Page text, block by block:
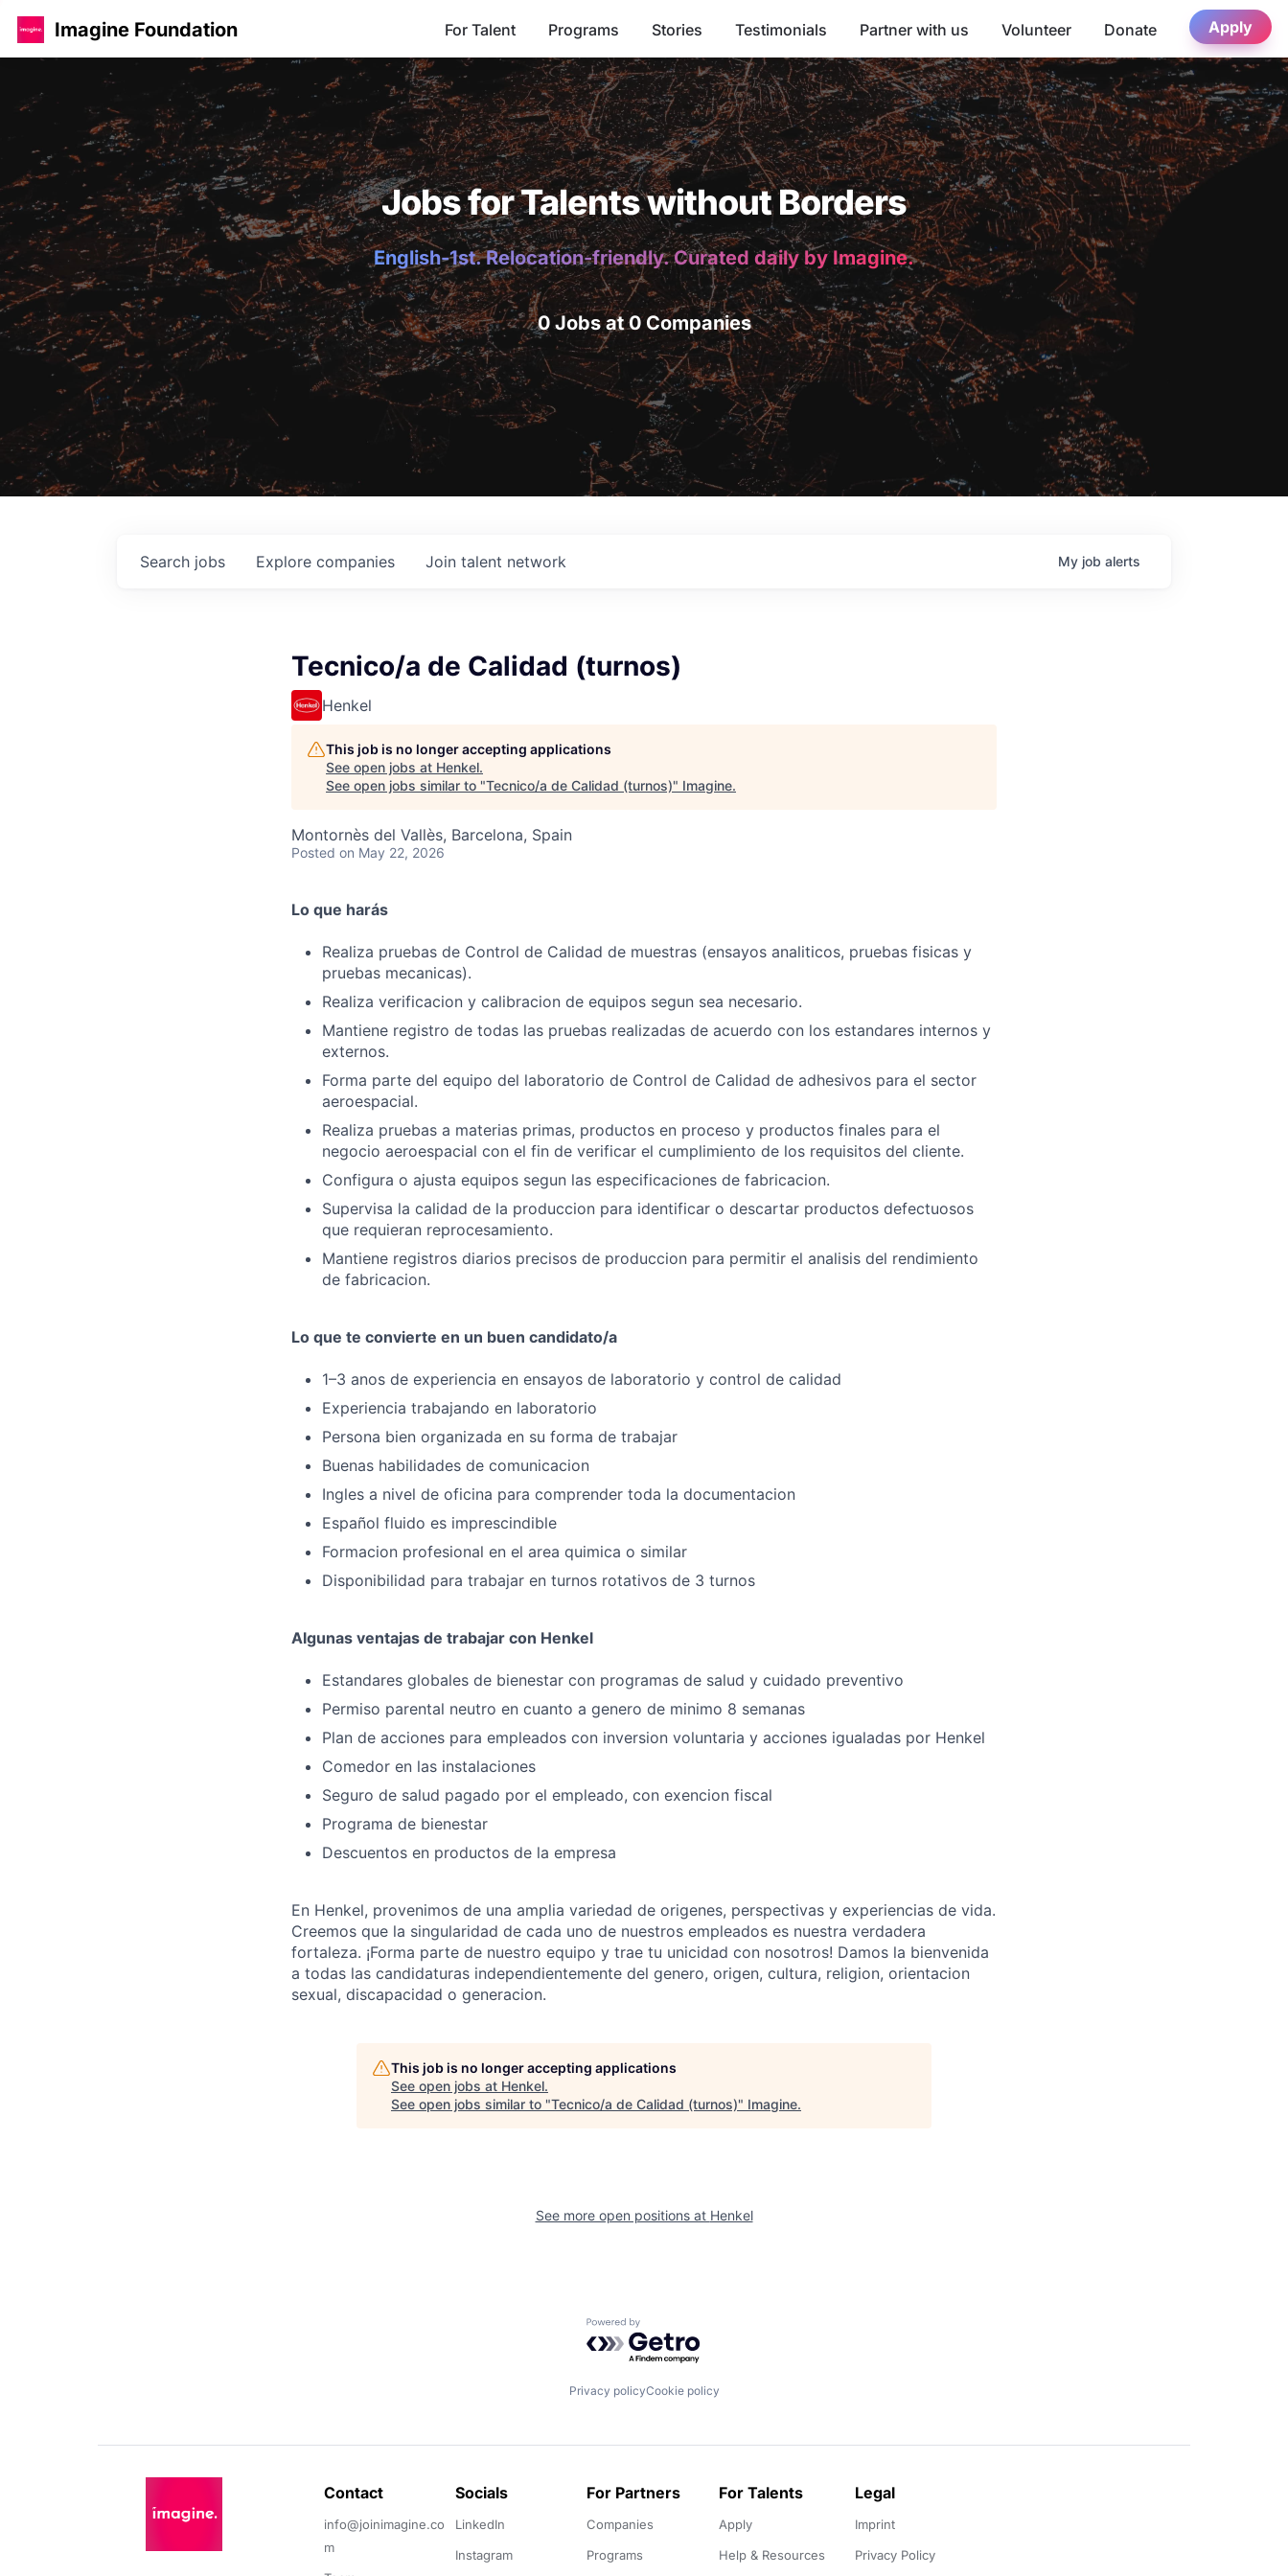
Imagine Foundation For Talent Programs Stories Testimonials Partner with us Volunteer Donate Apply
Jobs for Talents without Borders
English-1st. Relocation-friendly. Curated daily by Imagine.
0 Jobs at 0 Companies
Search jobs Explore companies Join talent network My job alerts
Tecnico/a de Calidad (turnos)
Henkel
This job is no longer accepting applications
See open jobs at Henkel.
See open jobs similar to "Tecnico/a de Calidad (turnos)" Imagine.
Montornès del Vallès, Barcelona, Spain
Posted on May 22, 2026
Lo que harás
Realiza pruebas de Control de Calidad de muestras (ensayos analiticos, pruebas fisicas y
pruebas mecanicas).
Realiza verificacion y calibracion de equipos segun sea necesario.
Mantiene registro de todas las pruebas realizadas de acuerdo con los estandares internos y
externos.
Forma parte del equipo del laboratorio de Control de Calidad de adhesivos para el sector
aeroespacial.
Realiza pruebas a materias primas, productos en proceso y productos finales para el
negocio aeroespacial con el fin de verificar el cumplimiento de los requisitos del cliente.
Configura o ajusta equipos segun las especificaciones de fabricacion.
Supervisa la calidad de la produccion para identificar o descartar productos defectuosos
que requieran reprocesamiento.
Mantiene registros diarios precisos de produccion para permitir el analisis del rendimiento
de fabricacion.
Lo que te convierte en un buen candidato/a
1–3 anos de experiencia en ensayos de laboratorio y control de calidad
Experiencia trabajando en laboratorio
Persona bien organizada en su forma de trabajar
Buenas habilidades de comunicacion
Ingles a nivel de oficina para comprender toda la documentacion
Español fluido es imprescindible
Formacion profesional en el area quimica o similar
Disponibilidad para trabajar en turnos rotativos de 3 turnos
Algunas ventajas de trabajar con Henkel
Estandares globales de bienestar con programas de salud y cuidado preventivo
Permiso parental neutro en cuanto a genero de minimo 8 semanas
Plan de acciones para empleados con inversion voluntaria y acciones igualadas por Henkel
Comedor en las instalaciones
Seguro de salud pagado por el empleado, con exencion fiscal
Programa de bienestar
Descuentos en productos de la empresa
En Henkel, provenimos de una amplia variedad de origenes, perspectivas y experiencias de vida.
Creemos que la singularidad de cada uno de nuestros empleados es nuestra verdadera
fortaleza. ¡Forma parte de nuestro equipo y trae tu unicidad con nosotros! Damos la bienvenida
a todas las candidaturas independientemente del genero, origen, cultura, religion, orientacion
sexual, discapacidad o generacion.
This job is no longer accepting applications
See open jobs at Henkel.
See open jobs similar to "Tecnico/a de Calidad (turnos)" Imagine.
See more open positions at Henkel
Powered by Getro.com
Privacy policyCookie policy
Contact
info@joinimagine.co
m
Socials
LinkedIn
Instagram
For Partners
Companies
Programs
For Talents
Apply
Help & Resources
Legal
Imprint
Privacy Policy